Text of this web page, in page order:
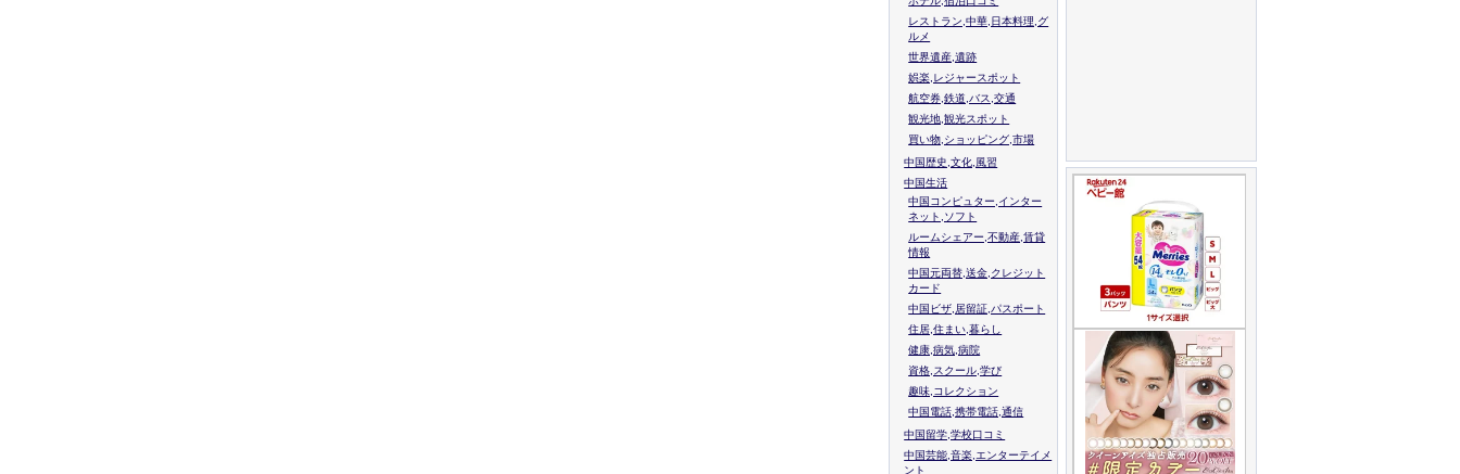
レストラン,中華,日本料理,グ
ルメ
世界遺産,遺跡
娯楽,レジャースポット
航空券,鉄道,バス,交通
観光地,観光スポット
買い物,ショッピング,市場
中国歴史,文化,風習
中国生活
中国コンピュター,インター
ネット,ソフト
ルームシェアー,不動産,賃貸
情報
中国元両替,送金,クレジット
カード
中国ビザ,居留証,パスポート
住居,住まい,暮らし
健康,病気,病院
資格,スクール,学び
趣味,コレクション
中国電話,携帯電話,通信
中国留学,学校口コミ
中国芸能,音楽,エンターテイメ
ント